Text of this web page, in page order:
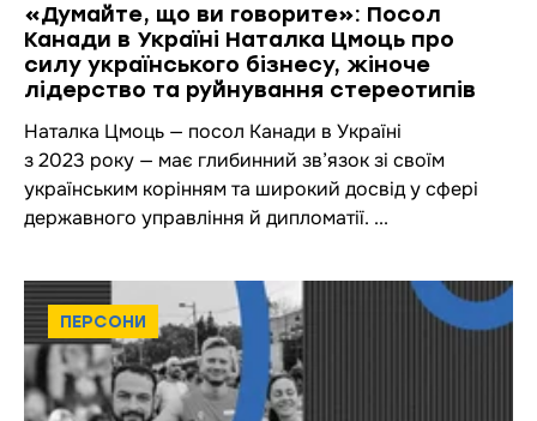
«Думайте, що ви говорите»: Посол
Канади в Україні Наталка Цмоць про
силу українського бізнесу, жіноче
лідерство та руйнування стереотипів
Наталка Цмоць — посол Канади в Україні
з 2023 року — має глибинний зв’язок зі своїм
українським корінням та широкий досвід у сфері
державного управління й дипломатії. ...
ПЕРСОНИ